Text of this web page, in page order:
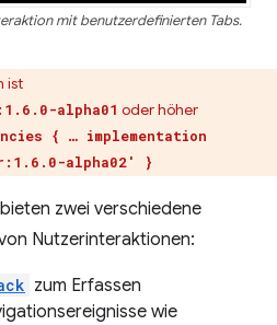
mit benutzerdefinierten Tabs.
ist
alpha01 oder höher
{ … implementation
alpha02' }
zwei verschiedene
Nutzerinteraktionen:
zum Erfassen
wie